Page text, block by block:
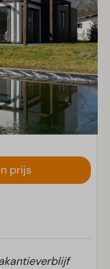
prijs